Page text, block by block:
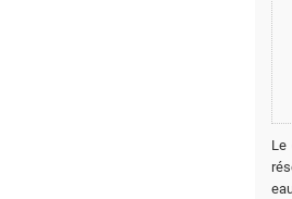
Le